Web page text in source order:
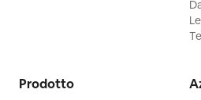
Prodotto